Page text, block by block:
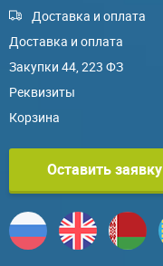
Доставка и оплата
Доставка и оплата
Закупки 44, 223 ФЗ
Реквизиты
Корзина
Оставить заявку